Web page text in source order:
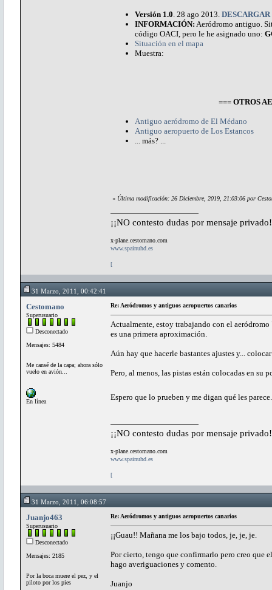
Versión 1.0 . 28 ago 2013. DESCARGAR
INFORMACIÓN: Aeródromo antiguo.
código OACI, pero le he asignado uno:
Situación en el mapa
Muestra:
=== OTROS
Antiguo aeródromo de El Médano
Antiguo aeropuerto de Los Estancos
... más? ...
« Última modificación: 26 Diciembre, 2019, 21:03:06 por
¡¡NO contesto dudas por mensaje
x-plane.cestomano.com
www.spainuhd.es
[
31 Marzo, 2011, 00:42:41
Cestomano
Superusuario
Desconectado
Mensajes: 5484
Me cansé de la capa; ahora sólo
vuelo en avión...
En línea
Re: Aeródromos y antiguos aeropuertos canarios
Actualmente, estoy trabajando con el
es una primera aproximación.
Aún hay que hacerle bastantes ajustes y...
Pero, al menos, las pistas están colocadas en su
Espero que lo prueben y me digan qué les
¡¡NO contesto dudas por mensaje
x-plane.cestomano.com
www.spainuhd.es
[
31 Marzo, 2011, 06:08:57
Juanjo463
Superusuario
Desconectado
Mensajes: 2185
Por la boca muere el pez, y el
piloto por los pies
Re: Aeródromos y antiguos aeropuertos canarios
¡¡Guau!! Mañana me los bajo todos, je, je, je.
Por cierto, tengo que confirmarlo pero creo que
hago averiguaciones y comento.
Juanjo